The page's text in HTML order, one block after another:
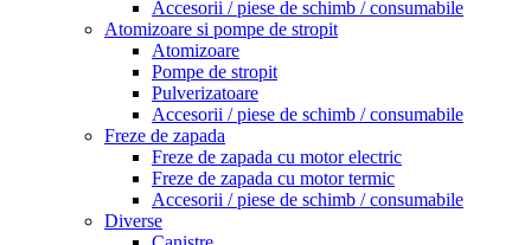
Accesorii / piese de schimb / consumabile
Atomizoare si pompe de stropit
Atomizoare
Pompe de stropit
Pulverizatoare
Accesorii / piese de schimb / consumabile
Freze de zapada
Freze de zapada cu motor electric
Freze de zapada cu motor termic
Accesorii / piese de schimb / consumabile
Diverse